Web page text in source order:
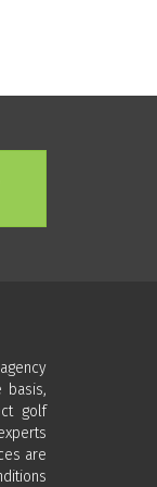
basis,
golf
are